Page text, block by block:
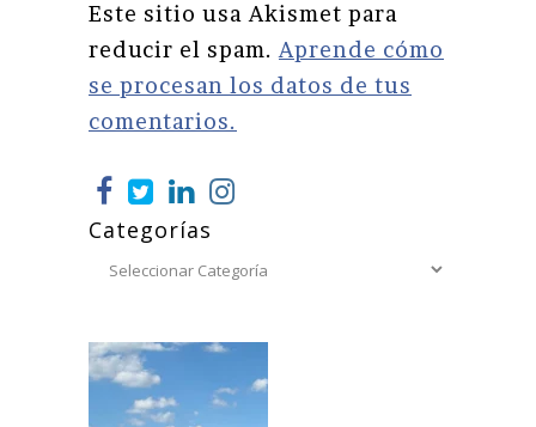
Este sitio usa Akismet para
reducir el spam. Aprende cómo
se procesan los datos de tus
comentarios.
Categorías